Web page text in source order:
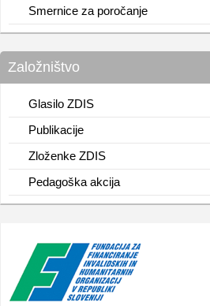
Smernice za poročanje
Založništvo
Glasilo ZDIS
Publikacije
Zloženke ZDIS
Pedagoška akcija